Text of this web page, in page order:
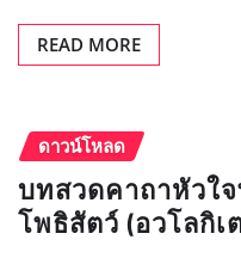
READ MORE
ดาวน์โหลด
บทสวดคาถาหัวใ
โพธิสัตว์ (อวโลกิเ